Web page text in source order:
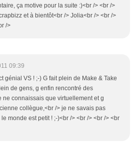
ça motive pour la suite :)<br /> <br />
et à bientôt<br /> Jolia<br /> <br />
/>
09:39
génial VS ! ;-) G fait plein de Make & Take
de gens, g enfin rencontré des
ne connaissais que virtuellement et g
collègue,<br /> je ne savais pas
monde est petit ! ;-)<br /> <br /> <br /> <br